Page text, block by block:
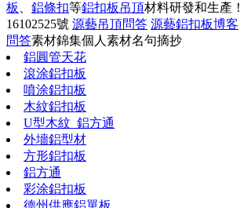
板
鋁條扣等鋁扣板吊頂材料研發和生產！
16102525號 源藝吊頂問答 源藝鋁扣板博客
問答素材錦集個人素材名句摘抄
鋁圓管天花
滾涂鋁扣板
噴涂鋁扣板
木紋鋁扣板
U型木紋_鋁方通
外墻鋁型材
方形鋁扣板
鋁方通
彩涂鋁扣板